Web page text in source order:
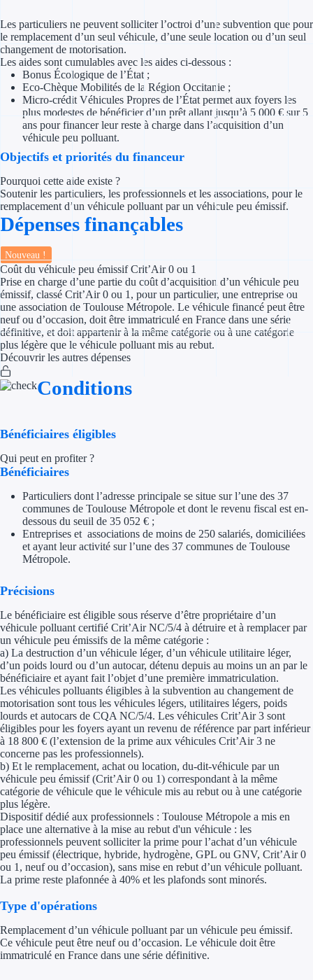
Prêt
Avance
Garantie
Aides par
Tous les
Solutions MAPi
Simulateur d'éligibilité
Régions de A à H
Aides Région
Aides Région
Aides Région
Aides Région
Aides Région
Régions de I à P
Aides Région Île-
Aides Région
Aides Région
Aides Région
Outre-mer
Les particuliers ne peuvent solliciter l’octroi d’une subvention que pour
le remplacement d’un seul véhicule, d’une seule location ou d’un seul
changement de motorisation.
Les aides sont cumulables avec les aides ci-dessous :
Bonus Écologique de l’État ;
Eco-Chèque Mobilités de la Région Occitanie ;
Micro-crédit Véhicules Propres de l’État permet aux foyers les
plus modestes de bénéficier d’un prêt allant jusqu’à 5 000 € sur 5
ans pour financer leur reste à charge dans l’acquisition d’un
véhicule peu polluant.
Objectifs et priorités du financeur
Pourquoi cette aide existe ?
Soutenir les particuliers, les professionnels et les associations, pour le
remplacement d’un véhicule polluant par un véhicule peu émissif.
Dépenses finançables
Nouveau !
Coût du véhicule peu émissif Crit’Air 0 ou 1
Prise en charge d’une partie du coût d’acquisition d’un véhicule peu
émissif, classé Crit’Air 0 ou 1, pour un particulier, une entreprise ou
une association de Toulouse Métropole. Le véhicule financé peut être
neuf ou d’occasion, doit être immatriculé en France dans une série
définitive, et doit appartenir à la même catégorie ou à une catégorie
plus légère que le véhicule polluant mis au rebut.
Découvrir les autres dépenses
Conditions
Bénéficiaires éligibles
Qui peut en profiter ?
Bénéficiaires
Particuliers dont l’adresse principale se situe sur l’une des 37
communes de Toulouse Métropole et dont le revenu fiscal est en-
dessous du seuil de 35 052 € ;
Entreprises et associations de moins de 250 salariés, domiciliées
et ayant leur activité sur l’une des 37 communes de Toulouse
Métropole.
Précisions
Le bénéficiaire est éligible sous réserve d’être propriétaire d’un
véhicule polluant certifié Crit’Air NC/5/4 à détruire et à remplacer par
un véhicule peu émissifs de la même catégorie :
a) La destruction d’un véhicule léger, d’un véhicule utilitaire léger,
d’un poids lourd ou d’un autocar, détenu depuis au moins un an par le
bénéficiaire et ayant fait l’objet d’une première immatriculation.
Les véhicules polluants éligibles à la subvention au changement de
motorisation sont tous les véhicules légers, utilitaires légers, poids
lourds et autocars de CQA NC/5/4. Les véhicules Crit’Air 3 sont
éligibles pour les foyers ayant un revenu de référence par part inférieur
à 18 800 € (l’extension de la prime aux véhicules Crit’Air 3 ne
concerne pas les professionnels).
b) Et le remplacement, achat ou location, du-dit-véhicule par un
véhicule peu émissif (Crit’Air 0 ou 1) correspondant à la même
catégorie de véhicule que le véhicule mis au rebut ou à une catégorie
plus légère.
Dispositif dédié aux professionnels : Toulouse Métropole a mis en
place une alternative à la mise au rebut d'un véhicule : les
professionnels peuvent solliciter la prime pour l’achat d’un véhicule
peu émissif (électrique, hybride, hydrogène, GPL ou GNV, Crit’Air 0
ou 1, neuf ou d’occasion), sans mise en rebut d’un véhicule polluant.
La prime reste plafonnée à 40% et les plafonds sont minorés.
Type d'opérations
Remplacement d’un véhicule polluant par un véhicule peu émissif.
Ce véhicule peut être neuf ou d’occasion. Le véhicule doit être
immatriculé en France dans une série définitive.